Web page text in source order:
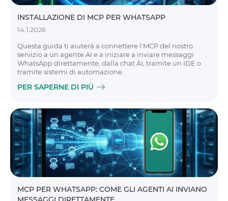
INSTALLAZIONE DI MCP PER WHATSAPP
14.1.2026
Questa guida ti aiuterà a connettere l'MCP del nostro
servizio a un agente AI e a iniziare a inviare messaggi
WhatsApp direttamente, dalla chat AI, tramite un IDE o
tramite sistemi di automazione.
PER SAPERNE DI PIÙ
MCP PER WHATSAPP: COME GLI AGENTI AI INVIANO